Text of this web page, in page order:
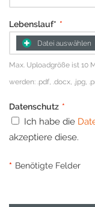
Lebenslauf* *
Datei auswählen
Max. Uploadgröße ist 10
werden: .pdf, .docx, .jpg,
Datenschutz *
Ich habe die
akzeptiere diese.
* Benötigte Felder